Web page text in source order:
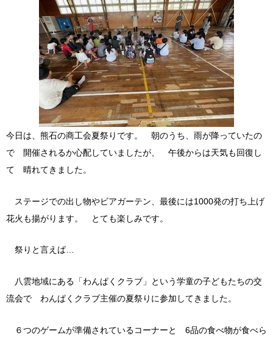
今日は、熊石の商工会夏祭りです。 朝のうち、雨が降っていたの
で 開催されるか心配していましたが、 午後からは天気も回復し
て 晴れてきました。
ステージでの出し物やビアガーテン、最後には1000発の打ち上げ
花火も揚がります。 とても楽しみです。
祭りと言えば…
八雲地域にある「わんぱくクラブ」という学童の子どもたちの交
流会で わんぱくクラブ主催の夏祭りに参加してきました。
６つのゲームが準備されているコーナーと 6品の食べ物が食べら